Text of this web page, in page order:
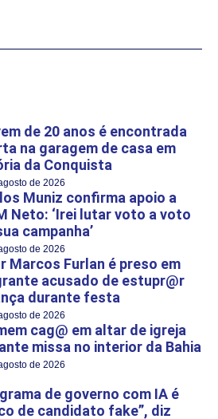
de 20 anos é encontrada
na garagem de casa em
da Conquista
de 2026
Muniz confirma apoio a
Neto: ‘Irei lutar voto a voto
campanha’
de 2026
Marcos Furlan é preso em
acusado de estupr@r
durante festa
de 2026
cag@ em altar de igreja
missa no interior da Bahia
de 2026
de governo com IA é
de candidato fake”, diz